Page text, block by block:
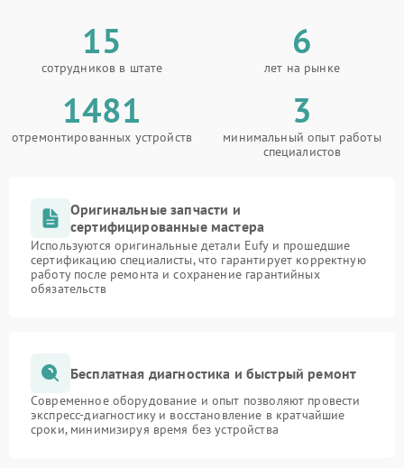
15
сотрудников в штате
6
лет на рынке
1481
отремонтированных устройств
3
минимальный опыт работы
специалистов
Оригинальные запчасти и
сертифицированные мастера
Используются оригинальные детали Eufy и прошедшие
сертификацию специалисты, что гарантирует корректную
работу после ремонта и сохранение гарантийных
обязательств
Бесплатная диагностика и быстрый ремонт
Современное оборудование и опыт позволяют провести
экспресс-диагностику и восстановление в кратчайшие
сроки, минимизируя время без устройства